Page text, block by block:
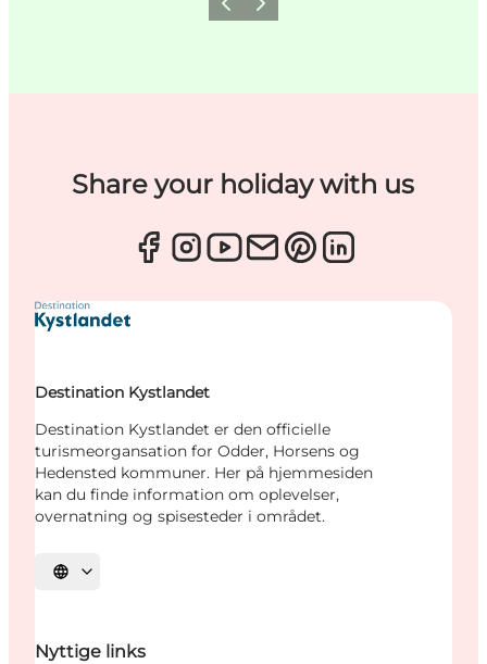
ForrigeNæste
Share your holiday with us
Destination Kystlandet
Destination Kystlandet er den officielle
turismeorgansation for Odder, Horsens og
Hedensted kommuner. Her på hjemmesiden
kan du finde information om oplevelser,
overnatning og spisesteder i området.
Vælg sprog
Nyttige links